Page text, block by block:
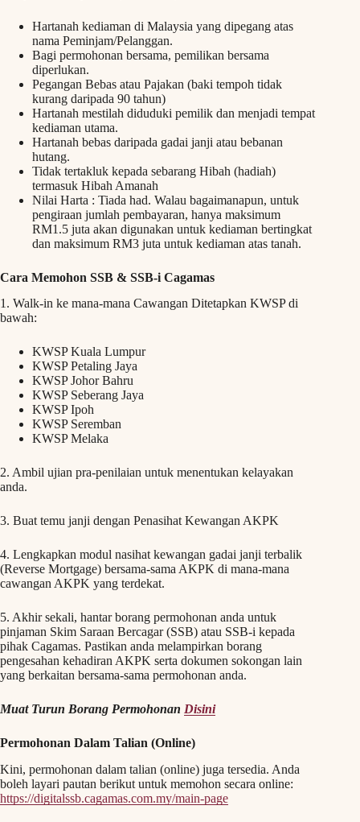
Hartanah kediaman di Malaysia yang dipegang atas
nama Peminjam/Pelanggan.
Bagi permohonan bersama, pemilikan bersama
diperlukan.
Pegangan Bebas atau Pajakan (baki tempoh tidak
kurang daripada 90 tahun)
Hartanah mestilah diduduki pemilik dan menjadi tempat
kediaman utama.
Hartanah bebas daripada gadai janji atau bebanan
hutang.
Tidak tertakluk kepada sebarang Hibah (hadiah)
termasuk Hibah Amanah
Nilai Harta : Tiada had. Walau bagaimanapun, untuk
pengiraan jumlah pembayaran, hanya maksimum
RM1.5 juta akan digunakan untuk kediaman bertingkat
dan maksimum RM3 juta untuk kediaman atas tanah.
Cara Memohon SSB & SSB-i Cagamas
1. Walk-in ke mana-mana Cawangan Ditetapkan KWSP di
bawah:
KWSP Kuala Lumpur
KWSP Petaling Jaya
KWSP Johor Bahru
KWSP Seberang Jaya
KWSP Ipoh
KWSP Seremban
KWSP Melaka
2. Ambil ujian pra-penilaian untuk menentukan kelayakan
anda.
3. Buat temu janji dengan Penasihat Kewangan AKPK
4. Lengkapkan modul nasihat kewangan gadai janji terbalik
(Reverse Mortgage) bersama-sama AKPK di mana-mana
cawangan AKPK yang terdekat.
5. Akhir sekali, hantar borang permohonan anda untuk
pinjaman Skim Saraan Bercagar (SSB) atau SSB-i kepada
pihak Cagamas. Pastikan anda melampirkan borang
pengesahan kehadiran AKPK serta dokumen sokongan lain
yang berkaitan bersama-sama permohonan anda.
Muat Turun Borang Permohonan Disini
Permohonan Dalam Talian (Online)
Kini, permohonan dalam talian (online) juga tersedia. Anda
boleh layari pautan berikut untuk memohon secara online:
https://digitalssb.cagamas.com.my/main-page